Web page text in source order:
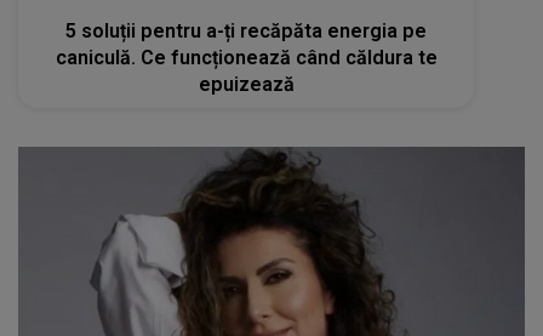
5 soluții pentru a-ți recăpăta energia pe
caniculă. Ce funcționează când căldura te
epuizează